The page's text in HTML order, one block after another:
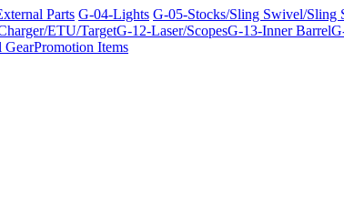
Parts G-04-Lights G-05-Stocks/Sling Swivel/Sling
ETU/TargetG-12-Laser/ScopesG-13-Inner Barrel
GearPromotion Items